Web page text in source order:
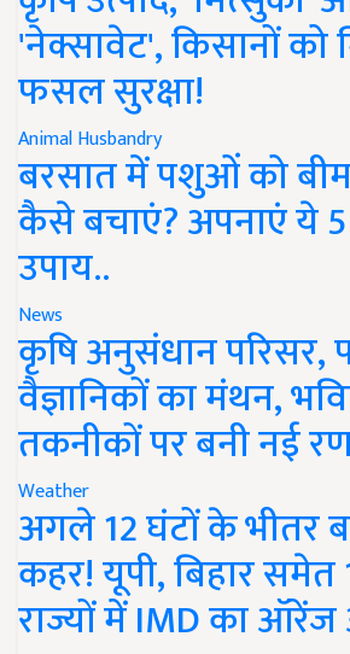
'नेक्सावेट', किसानों को
फसल सुरक्षा!
Animal Husbandry
बरसात में पशुओं को
कैसे बचाएं? अपनाएं ये
उपाय..
News
कृषि अनुसंधान परिसर,
वैज्ञानिकों का मंथन,
तकनीकों पर बनी नई
Weather
अगले 12 घंटों के भीतर
कहर! यूपी, बिहार समेत
राज्यों में IMD का ऑरेंज